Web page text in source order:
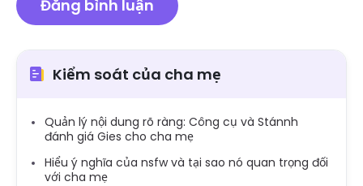
Kiểm soát của cha mẹ
Quản lý nội dung rõ ràng: Công cụ và Stánnh
đánh giá Gies cho cha mẹ
Hiểu ý nghĩa của nsfw và tại sao nó quan trọng đối
với cha mẹ